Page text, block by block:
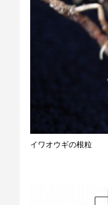
イワオウギの根粒